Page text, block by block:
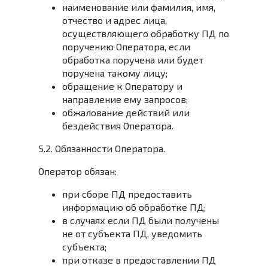
наименование или фамилия, имя,
отчество и адрес лица,
осуществляющего обработку ПД по
поручению Оператора, если
обработка поручена или будет
поручена такому лицу;
обращение к Оператору и
направление ему запросов;
обжалование действий или
бездействия Оператора.
5.2. Обязанности Оператора.
Оператор обязан:
при сборе ПД предоставить
информацию об обработке ПД;
в случаях если ПД были получены
не от субъекта ПД, уведомить
субъекта;
при отказе в предоставлении ПД